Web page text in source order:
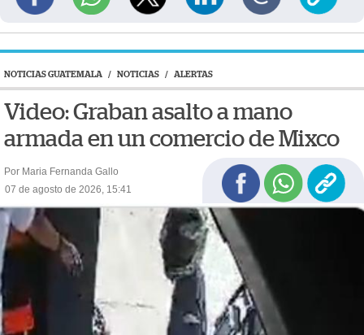
NOTICIAS GUATEMALA / NOTICIAS / ALERTAS
Video: Graban asalto a mano
armada en un comercio de Mixco
Por Maria Fernanda Gallo
07 de agosto de 2026, 15:41